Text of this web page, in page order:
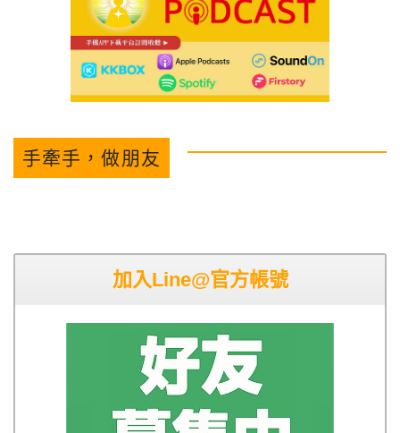
手牽手，做朋友
加入Line@官方帳號